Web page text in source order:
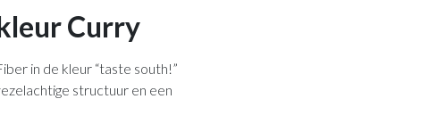
Curry
in de kleur “taste south!”
structuur en een